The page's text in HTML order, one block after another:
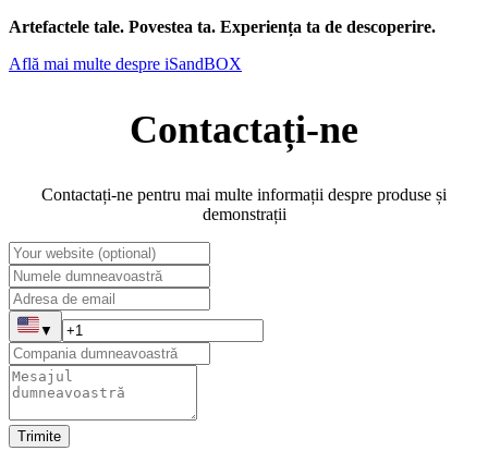
Artefactele tale. Povestea ta. Experiența ta de descoperire.
Află mai multe despre iSandBOX
Contactați-ne
Contactați-ne pentru mai multe informații despre produse și
demonstrații
▼
Trimite